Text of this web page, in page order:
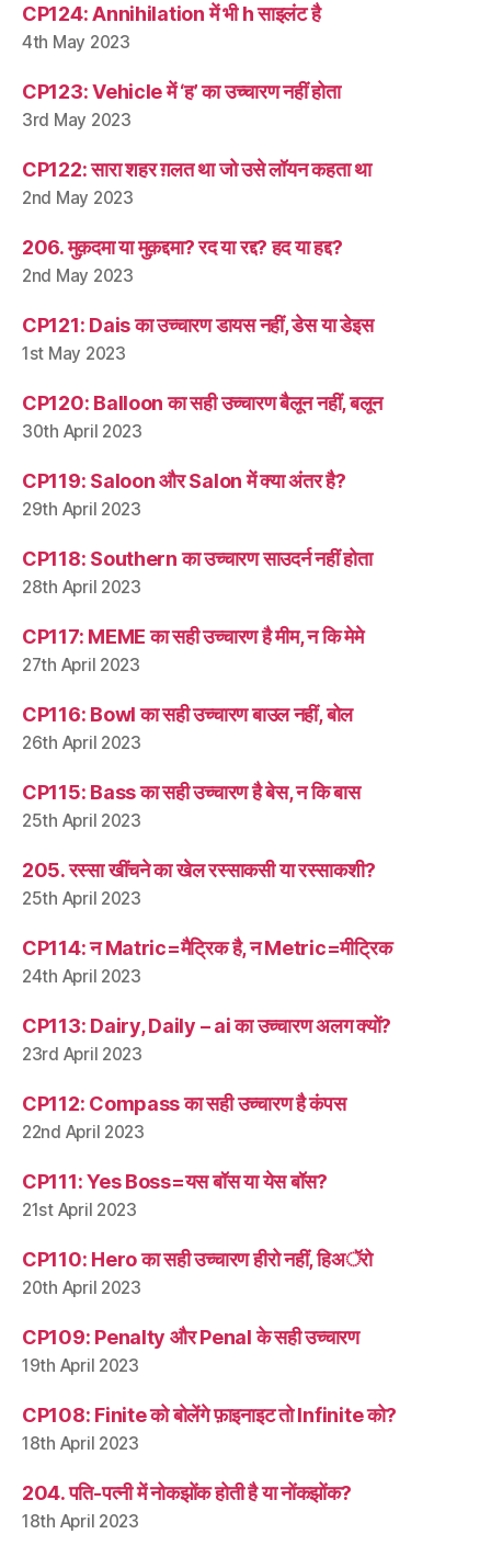
CP124: Annihilation में भी h साइलंट है
4th May 2023
CP123: Vehicle में ‘ह’ का उच्चारण नहीं होता
3rd May 2023
CP122: सारा शहर ग़लत था जो उसे लॉयन कहता था
2nd May 2023
206. मुक़दमा या मुक़द्दमा? रद या रद्द? हद या हद्द?
2nd May 2023
CP121: Dais का उच्चारण डायस नहीं, डेस या डेइस
1st May 2023
CP120: Balloon का सही उच्चारण बैलून नहीं, बलून
30th April 2023
CP119: Saloon और Salon में क्या अंतर है?
29th April 2023
CP118: Southern का उच्चारण साउदर्न नहीं होता
28th April 2023
CP117: MEME का सही उच्चारण है मीम, न कि मेमे
27th April 2023
CP116: Bowl का सही उच्चारण बाउल नहीं, बोल
26th April 2023
CP115: Bass का सही उच्चारण है बेस, न कि बास
25th April 2023
205. रस्सा खींचने का खेल रस्साकसी या रस्साकशी?
25th April 2023
CP114: न Matric=मैट्रिक है, न Metric=मीट्रिक
24th April 2023
CP113: Dairy, Daily – ai का उच्चारण अलग क्यों?
23rd April 2023
CP112: Compass का सही उच्चारण है कंपस
22nd April 2023
CP111: Yes Boss=यस बॉस या येस बॉस?
21st April 2023
CP110: Hero का सही उच्चारण हीरो नहीं, हिअॅरो
20th April 2023
CP109: Penalty और Penal के सही उच्चारण
19th April 2023
CP108: Finite को बोलेंगे फ़ाइनाइट तो Infinite को?
18th April 2023
204. पति-पत्नी में नोकझोंक होती है या नोंकझोंक?
18th April 2023